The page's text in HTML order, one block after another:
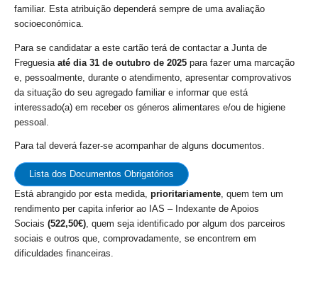
familiar. Esta atribuição dependerá sempre de uma avaliação
socioeconómica.
Para se candidatar a este cartão terá de contactar a Junta de
Freguesia até dia 31 de outubro de 2025 para fazer uma marcação
e, pessoalmente, durante o atendimento, apresentar comprovativos
da situação do seu agregado familiar e informar que está
interessado(a) em receber os géneros alimentares e/ou de higiene
pessoal.
Para tal deverá fazer-se acompanhar de alguns documentos.
Lista dos Documentos Obrigatórios
Está abrangido por esta medida, prioritariamente, quem tem um
rendimento per capita inferior ao IAS – Indexante de Apoios
Sociais (522,50€), quem seja identificado por algum dos parceiros
sociais e outros que, comprovadamente, se encontrem em
dificuldades financeiras.